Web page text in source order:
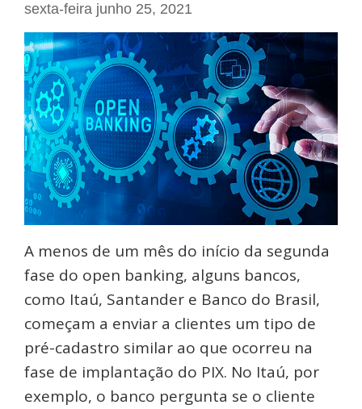
sexta-feira junho 25, 2021
A menos de um mês do início da segunda
fase do open banking, alguns bancos,
como Itaú, Santander e Banco do Brasil,
começam a enviar a clientes um tipo de
pré-cadastro similar ao que ocorreu na
fase de implantação do PIX. No Itaú, por
exemplo, o banco pergunta se o cliente